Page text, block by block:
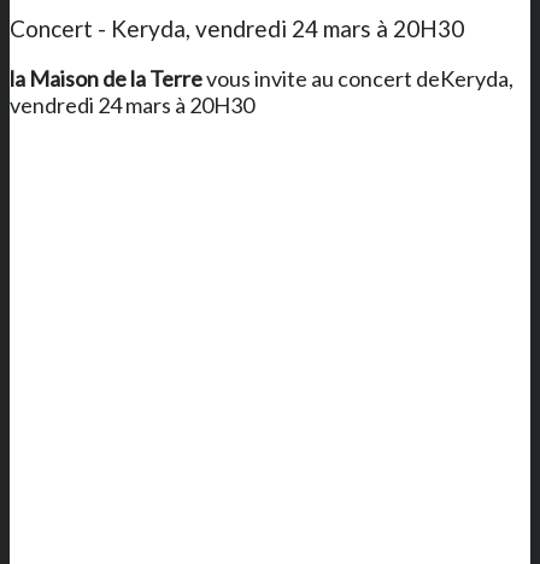
Concert - Keryda, vendredi 24 mars à 20H30
la Maison de la Terrevous invite au concert deKeryda,
vendredi 24 mars à 20H30